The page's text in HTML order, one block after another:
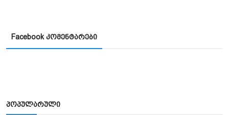
Facebook კომენტარები
პოპულარული